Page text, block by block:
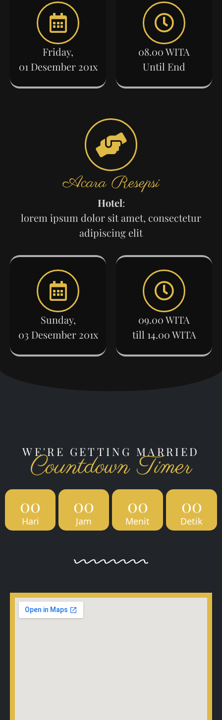
Friday,
01 Desember 201x
08.00 WITA
Until End
Acara Resepsi
Hotel:
lorem ipsum dolor sit amet, consectetur
adipiscing elit
Sunday,
03 Desember 201x
09.00 WITA
till 14.00 WITA
WE'RE GETTING MARRIED
Countdown Timer
00
Hari
00
Jam
00
Menit
00
Detik